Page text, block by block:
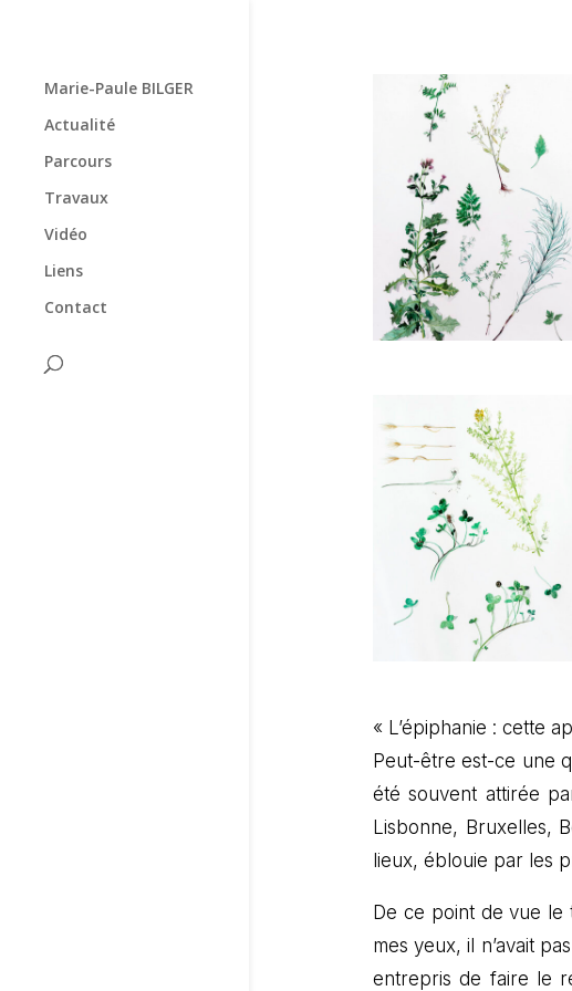
Marie-Paule BILGER
Actualité
Parcours
Travaux
Vidéo
Liens
Contact
« L’épiphanie : cette
Peut-être est-ce une
été souvent attirée
Lisbonne, Bruxelles,
lieux, éblouie par les
De ce point de vue le
mes yeux, il n’avait
entrepris de faire le